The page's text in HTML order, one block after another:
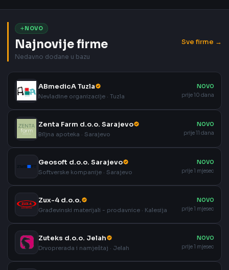
NOVO
Najnovije firme
Nedavno dodane u bazu
Sve firme →
ABmedicA Tuzla
Nevladine organizacije · Tuzla
NOVO
prije 10 dana
Zenta Farm d.o.o. Sarajevo
Biljna apoteka · Sarajevo
NOVO
prije 11 dana
Geosoft d.o.o. Sarajevo
Softverske kompanije · Sarajevo
NOVO
prije 1 mjesec
Zux-4 d.o.o.
Građevinski materijali - prodavnice · Kalesija
NOVO
prije 1 mjesec
Zuteks d.o.o. Jelah
Drvoprerada i namještaj · Jelah
NOVO
prije 1 mjesec